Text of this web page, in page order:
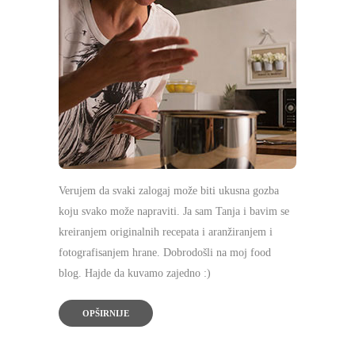
Verujem da svaki zalogaj može biti ukusna gozba
koju svako može napraviti. Ja sam Tanja i bavim se
kreiranjem originalnih recepata i aranžiranjem i
fotografisanjem hrane. Dobrodošli na moj food
blog. Hajde da kuvamo zajedno :)
OPŠIRNIJE